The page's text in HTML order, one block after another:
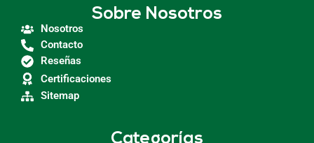
Sobre Nosotros
Nosotros
Contacto
Reseñas
Certificaciones
Sitemap
Categorías